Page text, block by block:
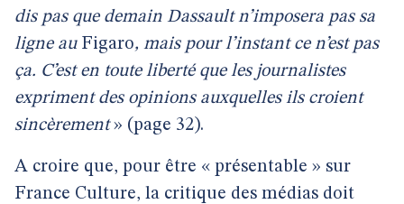
dis pas que demain Dassault n’imposera pas sa
ligne au Figaro, mais pour l’instant ce n’est pas
ça. C’est en toute liberté que les journalistes
expriment des opinions auxquelles ils croient
sincèrement» (page 32).
A croire que, pour être « présentable » sur
France Culture, la critique des médias doit